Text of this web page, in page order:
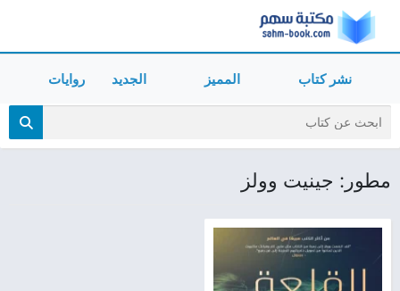
نشر كتاب المميز الجديد روايات
مطور: جينيت وولز